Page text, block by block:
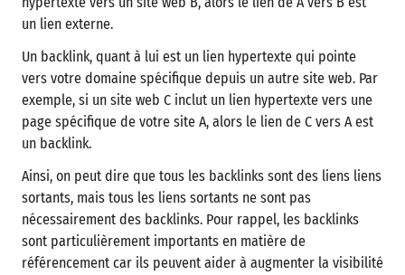
un lien externe.
Un backlink, quant à lui est un lien hypertexte qui pointe
vers votre domaine spécifique depuis un autre site web. Par
exemple, si un site web C inclut un lien hypertexte vers une
page spécifique de votre site A, alors le lien de C vers A est
un backlink.
Ainsi, on peut dire que tous les backlinks sont des liens liens
sortants, mais tous les liens sortants ne sont pas
nécessairement des backlinks. Pour rappel, les backlinks
sont particulièrement importants en matière de
référencement car ils peuvent aider à augmenter la visibilité